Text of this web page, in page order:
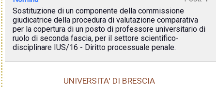
Sostituzione di un componente della commissione
giudicatrice della procedura di valutazione comparativa
per la copertura di un posto di professore universitario di
ruolo di seconda fascia, per il settore scientifico-
disciplinare IUS/16 - Diritto processuale penale.
UNIVERSITA' DI BRESCIA